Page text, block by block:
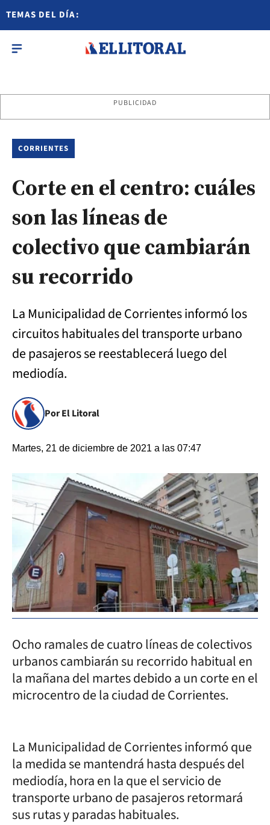
TEMAS DEL DÍA:
PUBLICIDAD
CORRIENTES
Corte en el centro: cuáles
son las líneas de
colectivo que cambiarán
su recorrido
La Municipalidad de Corrientes informó los
circuitos habituales del transporte urbano
de pasajeros se reestablecerá luego del
mediodía.
Por El Litoral
Martes, 21 de diciembre de 2021 a las 07:47
Ocho ramales de cuatro líneas de colectivos
urbanos cambiarán su recorrido habitual en
la mañana del martes debido a un corte en el
microcentro de la ciudad de Corrientes.
La Municipalidad de Corrientes informó que
la medida se mantendrá hasta después del
mediodía, hora en la que el servicio de
transporte urbano de pasajeros retormará
sus rutas y paradas habituales.